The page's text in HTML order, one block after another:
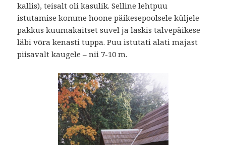
kallis), teisalt oli kasulik. Selline lehtpuu
istutamise komme hoone päikesepoolsele küljele
pakkus kuumakaitset suvel ja laskis talvepäikese
läbi võra kenasti tuppa. Puu istutati alati majast
piisavalt kaugele – nii 7-10 m.